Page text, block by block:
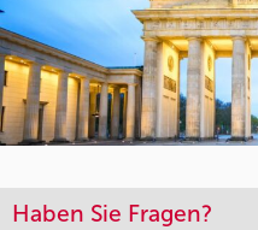
Haben Sie Fragen?